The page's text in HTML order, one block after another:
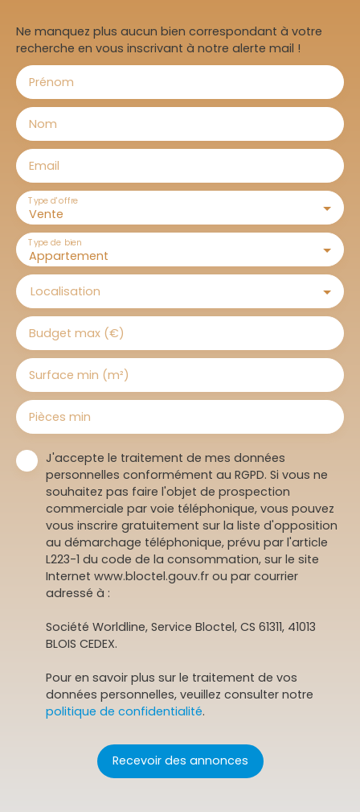
Ne manquez plus aucun bien correspondant à votre
recherche en vous inscrivant à notre alerte mail !
Prénom
Nom
Email
Vente
Type d'offre
Appartement
Type de bien
Localisation
Budget max (€)
Surface min (m²)
Pièces min
J'accepte le traitement de mes données
personnelles conformément au RGPD. Si vous ne
souhaitez pas faire l'objet de prospection
commerciale par voie téléphonique, vous pouvez
vous inscrire gratuitement sur la liste d'opposition
au démarchage téléphonique, prévu par l'article
L223-1 du code de la consommation, sur le site
Internet www.bloctel.gouv.fr ou par courrier
adressé à :
Société Worldline, Service Bloctel, CS 61311, 41013
BLOIS CEDEX.
Pour en savoir plus sur le traitement de vos
données personnelles, veuillez consulter notre
politique de confidentialité.
Recevoir des annonces